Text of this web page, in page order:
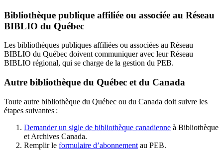
Bibliothèque publique affiliée ou associée au Réseau
BIBLIO du Québec
Les bibliothèques publiques affiliées ou associées au Réseau
BIBLIO du Québec doivent communiquer avec leur Réseau
BIBLIO régional, qui se charge de la gestion du PEB.
Autre bibliothèque du Québec et du Canada
Toute autre bibliothèque du Québec ou du Canada doit suivre les
étapes suivantes :
Demander un sigle de bibliothèque canadienne à Bibliothèque
et Archives Canada.
Remplir le formulaire d’abonnement au PEB.